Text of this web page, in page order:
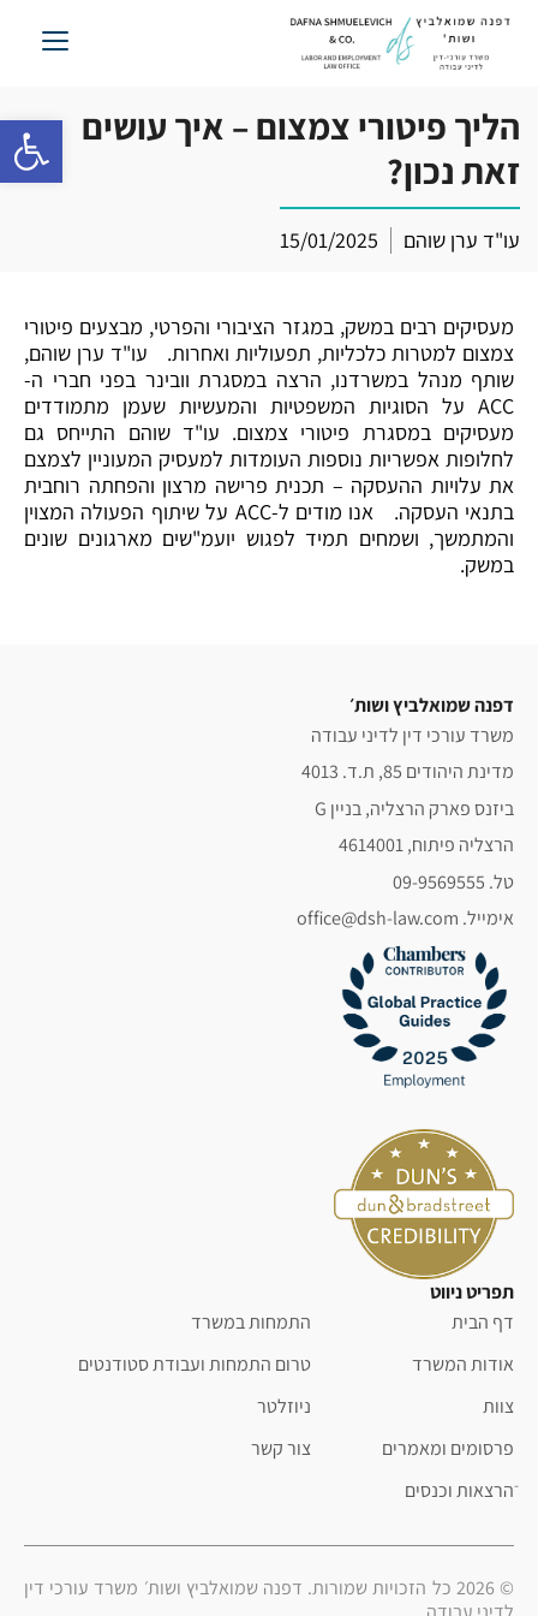
פתח
דלג
הליך פיטורי צמצום – איך עושים
זאת נכון?
עו"ד ערן שוהם 15/01/2025
מעסיקים רבים במשק, במגזר הציבורי והפרטי, מבצעים פיטורי
צמצום למטרות כלכליות, תפעוליות ואחרות. עו"ד ערן שוהם,
שותף מנהל במשרדנו, הרצה במסגרת וובינר בפני חברי ה-
ACC על הסוגיות המשפטיות והמעשיות שעמן מתמודדים
מעסיקים במסגרת פיטורי צמצום. עו"ד שוהם התייחס גם
לחלופות אפשריות נוספות העומדות למעסיק המעוניין לצמצם
את עלויות ההעסקה – תכנית פרישה מרצון והפחתה רוחבית
בתנאי העסקה. אנו מודים ל-ACC על שיתוף הפעולה המצוין
והמתמשך, ושמחים תמיד לפגוש יועמ"שים מארגונים שונים
במשק.
דפנה שמואלביץ ושות׳
משרד עורכי דין לדיני עבודה
מדינת היהודים 85, ת.ד. 4013
ביזנס פארק הרצליה, בניין G
הרצליה פיתוח, 4614001
טל. 09-9569555
אימייל. office@dsh-law.com
תפריט ניווט
דף הבית
אודות המשרד
צוות
פרסומים ומאמרים
ֿהרצאות וכנסים
התמחות במשרד
טרום התמחות ועבודת סטודנטים
ניוזלטר
צור קשר
© 2026 כל הזכויות שמורות. דפנה שמואלביץ ושות׳ משרד עורכי דין